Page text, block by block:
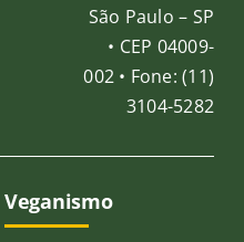
São Paulo – SP
• CEP 04009-
002 • Fone: (11)
3104-5282
Veganismo